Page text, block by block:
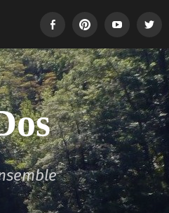
FacebookPinterestYoutubeTwitter